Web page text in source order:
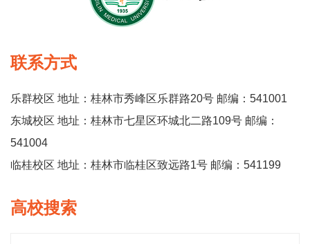
联系方式
乐群校区 地址：桂林市秀峰区乐群路20号 邮编：541001
东城校区 地址：桂林市七星区环城北二路109号 邮编：
541004
临桂校区 地址：桂林市临桂区致远路1号 邮编：541199
高校搜索